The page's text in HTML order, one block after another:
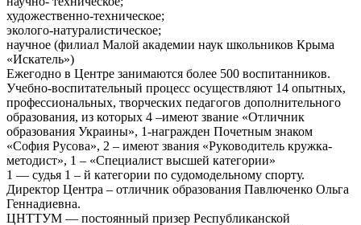
художественно-техническое;
эколого-натуралистическое;
научное (филиал Малой академии наук школьников Крыма
«Искатель»)
Ежегодно в Центре занимаются более 500 воспитанников.
Учебно-воспитательный процесс осуществляют 14 опытных,
профессиональных, творческих педагогов дополнительного
образования, из которых 4 –имеют звание «Отличник
образования Украины», 1-награжден Почетным знаком
«София Русова», 2 – имеют звания «Руководитель кружка-
методист», 1 – «Специалист высшей категории»
1 — судья 1 – й категории по судомодельному спорту.
Директор Центра – отличник образования Павлюченко Ольга
Геннадиевна.
ЦНТТУМ — постоянный призер Республиканской